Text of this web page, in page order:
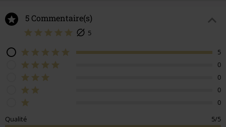
5 Commentaire(s)
5
5
0
0
0
0
Qualité
5/5